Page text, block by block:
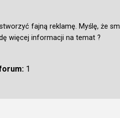
fajną reklamę. Myślę, że
więcej informacji na temat ?
1